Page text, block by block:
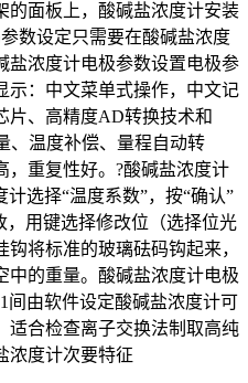
的面板上，酸碱盐浓度计安装
数设定只需要在酸碱盐浓度
盐浓度计电极参数设置电极参
示：中文菜单式操作，中文记
片、高精度AD转换技术和
、温度补偿、量程自动转
，重复性好。?酸碱盐浓度计
选择“温度系数”，按“确认”
，用键选择修改位（选择位光
将标准的玻璃砝码钩起来，
中的重量。酸碱盐浓度计电极
间由软件设定酸碱盐浓度计可
适合检查离子交换法制取高纯
浓度计次要特征